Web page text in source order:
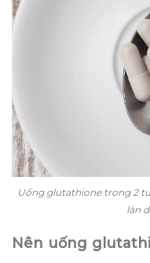
Uống glutathione trong 2
làn
Nên uống